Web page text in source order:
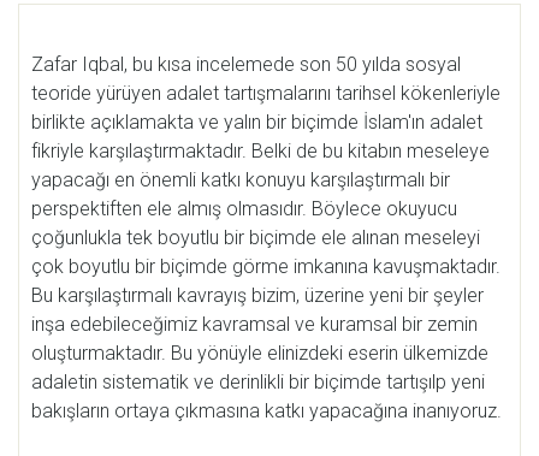
Zafar Iqbal, bu kısa incelemede son 50 yılda sosyal
teoride yürüyen adalet tartışmalarını tarihsel kökenleriyle
birlikte açıklamakta ve yalın bir biçimde İslam'ın adalet
fikriyle karşılaştırmaktadır. Belki de bu kitabın meseleye
yapacağı en önemli katkı konuyu karşılaştırmalı bir
perspektiften ele almış olmasıdır. Böylece okuyucu
çoğunlukla tek boyutlu bir biçimde ele alınan meseleyi
çok boyutlu bir biçimde görme imkanına kavuşmaktadır.
Bu karşılaştırmalı kavrayış bizim, üzerine yeni bir şeyler
inşa edebileceğimiz kavramsal ve kuramsal bir zemin
oluşturmaktadır. Bu yönüyle elinizdeki eserin ülkemizde
adaletin sistematik ve derinlikli bir biçimde tartışılp yeni
bakışların ortaya çıkmasına katkı yapacağına inanıyoruz.